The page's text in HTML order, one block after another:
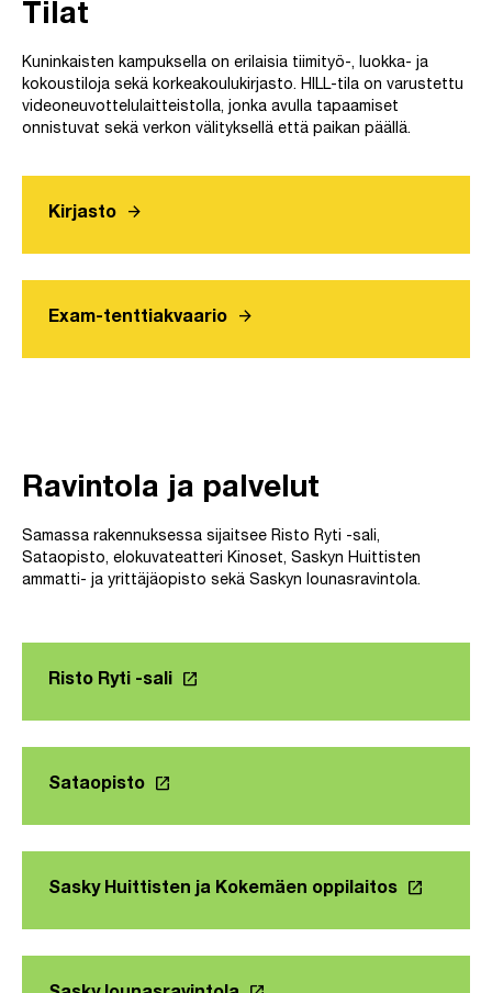
Tilat
Kuninkaisten kampuksella on erilaisia tiimityö-, luokka- ja
kokoustiloja sekä korkeakoulukirjasto. HILL-tila on varustettu
videoneuvottelulaitteistolla, jonka avulla tapaamiset
onnistuvat sekä verkon välityksellä että paikan päällä.
Kirjasto arrow_forward
Exam-tenttiakvaario arrow_forward
Ravintola ja palvelut
Samassa rakennuksessa sijaitsee Risto Ryti -sali,
Sataopisto, elokuvateatteri Kinoset, Saskyn Huittisten
ammatti- ja yrittäjäopisto sekä Saskyn lounasravintola.
Risto Ryti -sali Linkki avautuu uuteen välilehteen
launch
Sataopisto launch
Sasky Huittisten ja Kokemäen oppilaitos Linkki
launch